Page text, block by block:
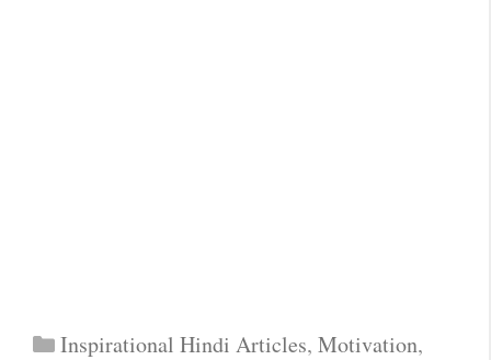
Categories
Inspirational Hindi Articles, Motivation,